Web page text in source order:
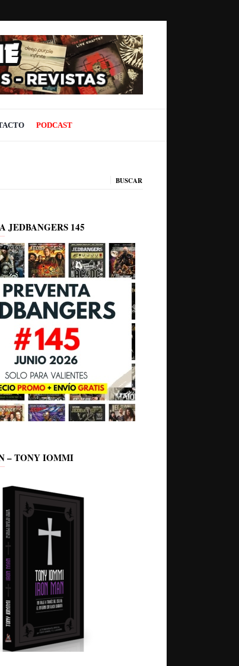
PODCAST
JEDBANGERS 145
– TONY IOMMI